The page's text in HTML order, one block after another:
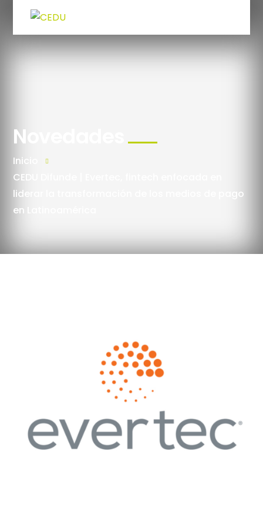
Novedades
Inicio
CEDU Difunde | Evertec, fintech enfocada en
liderar la transformación de los medios de pago
en Latinoamérica